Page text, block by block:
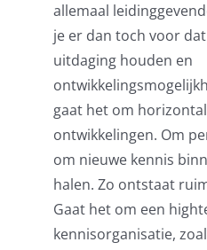
allemaal
je er dan toch voor
uitdaging houden en
gaat het om
ontwikkelingen. Om
om nieuwe kennis
halen. Zo ontstaat
Gaat het om een
kennisorganisatie,